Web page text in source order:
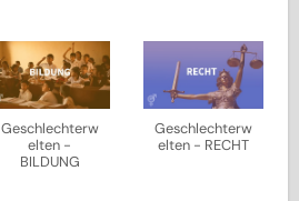
Geschlechterw
elten -
BILDUNG
Geschlechterw
elten - RECHT